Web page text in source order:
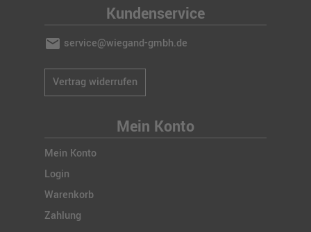
Kundenservice
mail service@wiegand-gmbh.de
Vertrag widerrufen
Mein Konto
Mein Konto
Login
Warenkorb
Zahlung